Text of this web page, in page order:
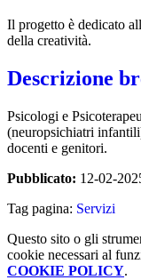
Il progetto è dedicato
della creatività.
Descrizione
Psicologi e
(neuropsichiatri
docenti e genitori.
Pubblicato: 12-02-
Tag pagina: Servizi
Questo sito o gli
cookie necessari al
COOKIE POLICY.